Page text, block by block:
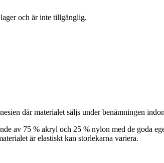
och är inte tillgänglig.
där materialet säljs under benämningen
av 75 % akryl och 25 % nylon med de goda
är elastiskt kan storlekarna variera.